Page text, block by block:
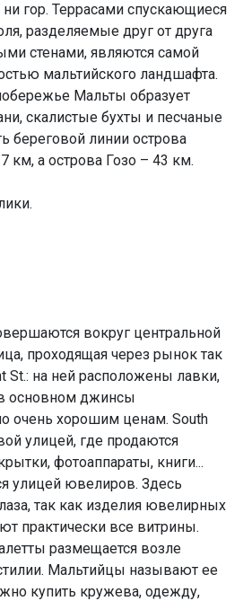
гор. Террасами спускающиеся
разделяемые друг от друга
стенами, являются самой
мальтийского ландшафта.
Мальты образует
скалистые бухты и песчаные
береговой линии острова
км, а острова Гозо – 43 км.
вокруг центральной
проходящая через рынок так
St.: на ней расположены лавки,
основном джинсы
очень хорошим ценам. South
улицей, где продаются
фотоаппараты, книги...
улицей ювелиров. Здесь
так как изделия ювелирных
практически все витрины.
размещается возле
Мальтийцы называют ее
купить кружева, одежду,